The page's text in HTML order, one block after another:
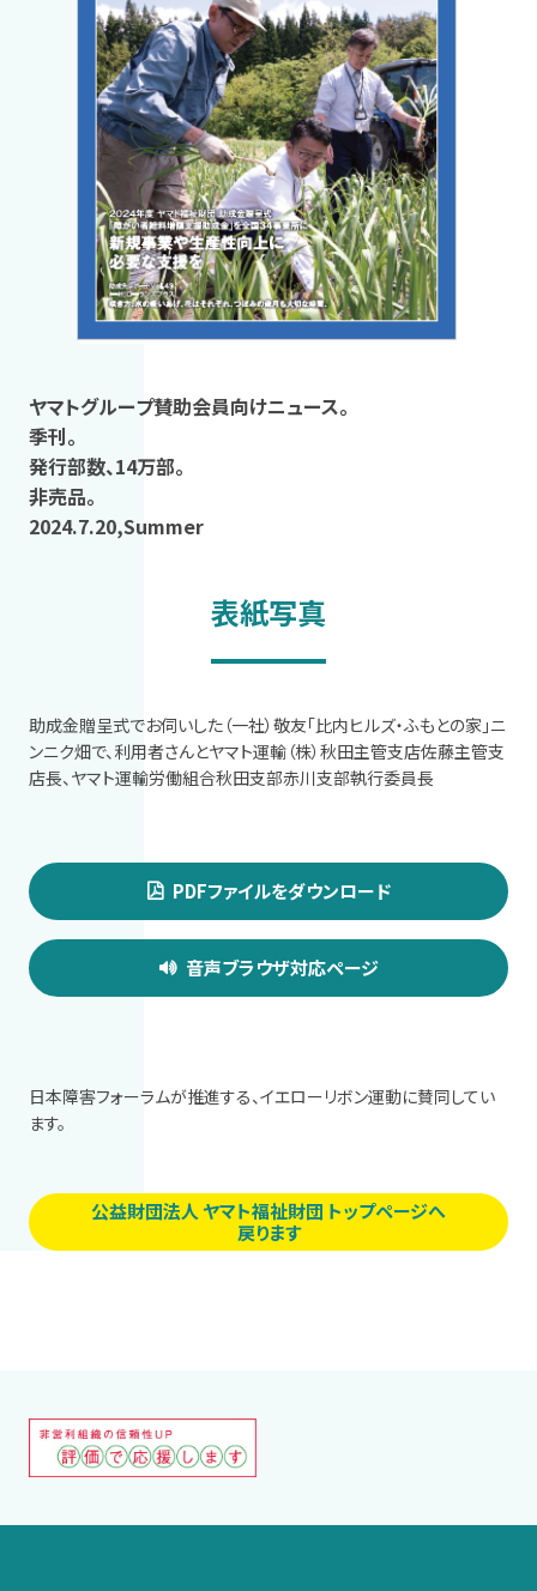
ヤマトグループ賛助会員向けニュース。
季刊。
発行部数、14万部。
非売品。
2024.7.20,Summer
表紙写真
助成金贈呈式でお伺いした（一社）敬友「比内ヒルズ・ふもとの家」ニ
ンニク畑で、利用者さんとヤマト運輸（株）秋田主管支店佐藤主管支
店長、ヤマト運輸労働組合秋田支部赤川支部執行委員長
PDFファイルをダウンロード
音声ブラウザ対応ページ
日本障害フォーラムが推進する、イエローリボン運動に賛同してい
ます。
公益財団法人 ヤマト福祉財団 トップページへ
戻ります